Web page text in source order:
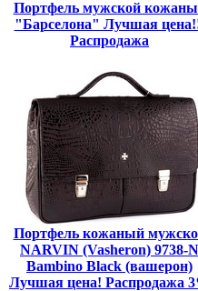
Портфель мужской
"Барселона" Лучшая
Распродажа
Портфель кожаный
NARVIN (Vasheron) 9738-N
Bambino Black (вашерон)
Лучшая цена! Распродажа